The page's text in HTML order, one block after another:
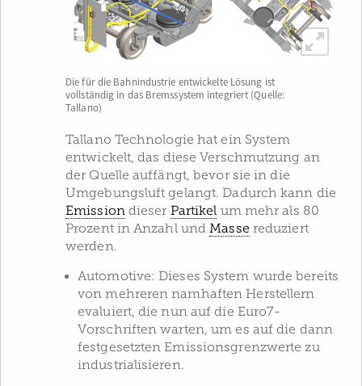
Die für die Bahnindustrie entwickelte Lösung ist
vollständig in das Bremssystem integriert (Quelle:
Tallano)
Tallano Technologie hat ein System
entwickelt, das diese Verschmutzung an
der Quelle auffängt, bevor sie in die
Umgebungsluft gelangt. Dadurch kann die
Emissiondieser Partikel um mehr als 80
Prozent in Anzahl undMasse reduziert
werden.
Automotive: Dieses System wurde bereits
von mehreren namhaften Herstellern
evaluiert, die nun auf die Euro7-
Vorschriften warten, um es auf die dann
festgesetzten Emissionsgrenzwerte zu
industrialisieren.